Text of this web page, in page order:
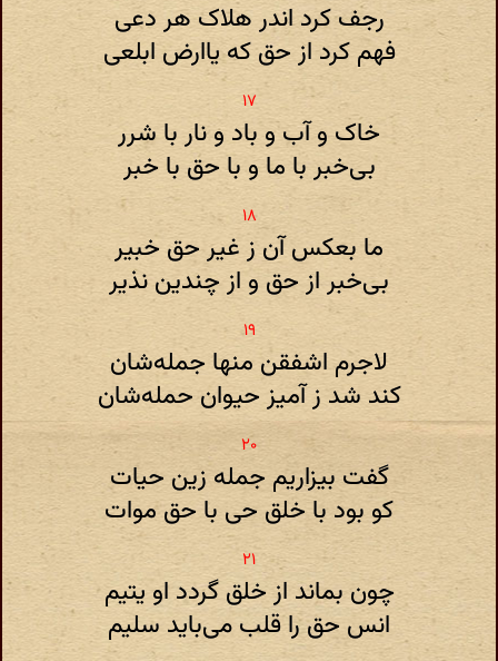
رجف کرد اندر هلاک هر دعی
فهم کرد از حق که یاارض ابلعی
خاک و آب و باد و نار با شرر
بی‌خبر با ما و با حق با خبر
ما بعکس آن ز غیر حق خبیر
بی‌خبر از حق و از چندین نذیر
لاجرم اشفقن منها جمله‌شان
کند شد ز آمیز حیوان حمله‌شان
گفت بیزاریم جمله زین حیات
کو بود با خلق حی با حق موات
چون بماند از خلق گردد او یتیم
انس حق را قلب می‌باید سلیم